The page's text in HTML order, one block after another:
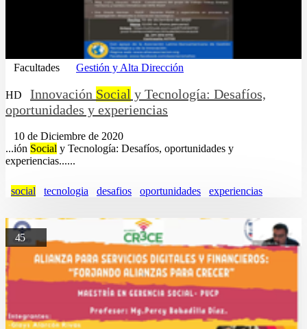
Facultades Gestión y Alta Dirección
HD Innovación Social y Tecnología: Desafíos,
oportunidades y experiencias
10 de Diciembre de 2020
...ión Social y Tecnología: Desafíos, oportunidades y
experiencias......
social tecnologia desafios oportunidades experiencias
45